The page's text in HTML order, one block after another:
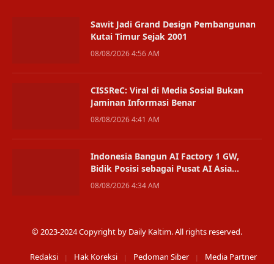
Sawit Jadi Grand Design Pembangunan
Kutai Timur Sejak 2001
08/08/2026 4:56 AM
CISSReC: Viral di Media Sosial Bukan
Jaminan Informasi Benar
08/08/2026 4:41 AM
Indonesia Bangun AI Factory 1 GW,
Bidik Posisi sebagai Pusat AI Asia
Tenggara
08/08/2026 4:34 AM
© 2023-2024 Copyright by Daily Kaltim. All rights reserved.
Redaksi Hak Koreksi Pedoman Siber Media Partner